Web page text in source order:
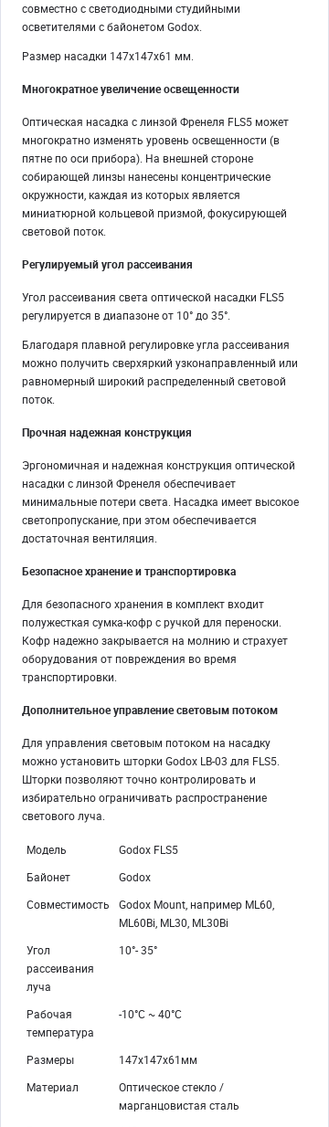
совместно с светодиодными студийными
осветителями с байонетом Godox.
Размер насадки 147х147х61 мм.
Многократное увеличение освещенности
Оптическая насадка с линзой Френеля FLS5 может
многократно изменять уровень освещенности (в
пятне по оси прибора). На внешней стороне
собирающей линзы нанесены концентрические
окружности, каждая из которых является
миниатюрной кольцевой призмой, фокусирующей
световой поток.
Регулируемый угол рассеивания
Угол рассеивания света оптической насадки FLS5
регулируется в диапазоне от 10° до 35°.
Благодаря плавной регулировке угла рассеивания
можно получить сверхяркий узконаправленный или
равномерный широкий распределенный световой
поток.
Прочная надежная конструкция
Эргономичная и надежная конструкция оптической
насадки с линзой Френеля обеспечивает
минимальные потери света. Насадка имеет высокое
светопропускание, при этом обеспечивается
достаточная вентиляция.
Безопасное хранение и транспортировка
Для безопасного хранения в комплект входит
полужесткая сумка-кофр с ручкой для переноски.
Кофр надежно закрывается на молнию и страхует
оборудования от повреждения во время
транспортировки.
Дополнительное управление световым потоком
Для управления световым потоком на насадку
можно установить шторки Godox LB-03 для FLS5.
Шторки позволяют точно контролировать и
избирательно ограничивать распространение
светового луча.
Модель
Godox FLS5
Байонет
Godox
Совместимость
Godox Mount, например ML60,
ML60Bi, ML30, ML30Bi
Угол
рассеивания
луча
10°- 35°
Рабочая
температура
-10°C ~ 40°C
Размеры
147x147x61мм
Материал
Оптическое стекло /
марганцовистая сталь